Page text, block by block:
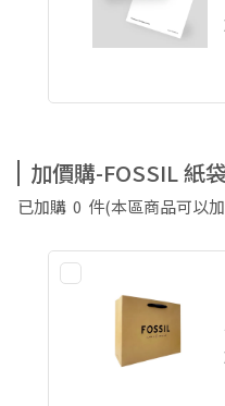
加價購-FOSSIL 紙袋
已加購 0 件(本區商品可以